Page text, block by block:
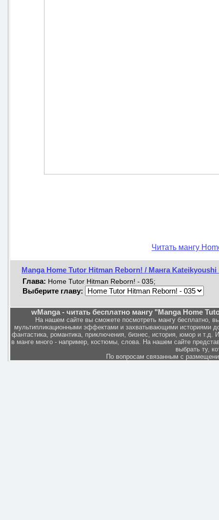
Читать мангу
Manga Home Tutor Hitman Reborn! / Манга
Глава: Home Tutor Hitman Reborn! - 035;
Выберите главу:
wManga - читать бесплатно мангу "Manga Home
На нашем сайте вы сможете посмотреть мангу бесплатно,
мультипликационными эффектами и захватывающими историями
фантастика, романтика, приключения, бизнес, история, юмор и
в манге много - например, костюмы, слова. На нашем сайте
выбрать ту,
По вопросам связанным с